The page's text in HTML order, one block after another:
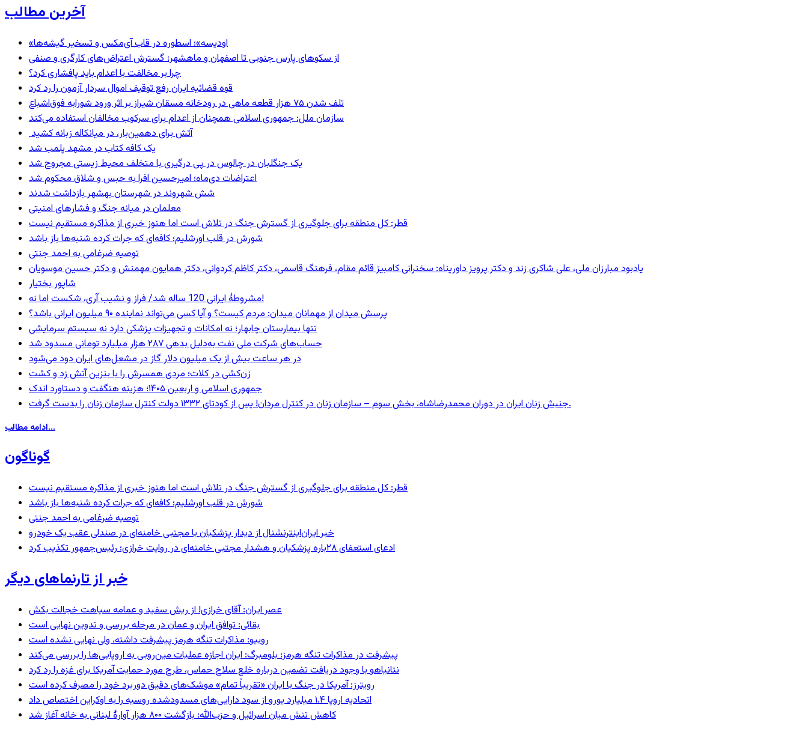
آخرین مطالب
«اودیسه»؛ اسطوره در قاب آی‌مکس و تسخیر گیشه‌ها
از سکوهای پارس جنوبی تا اصفهان و ماهشهر؛ گسترش اعتراض‌های کارگری و صنفی
چرا بر مخالفت با اعدام باید پافشاری کرد؟
قوه قضائیه ایران رفع توقیف اموال سردار آزمون را رد کرد
تلف شدن ۷۵ هزار قطعه ماهی در رودخانه مسقان شیراز بر اثر ورود شورابه فوق‌اشباع
سازمان ملل: جمهوری اسلامی همچنان از اعدام برای سرکوب مخالفان استفاده می‌کند
آتش برای دهمین‌بار، در میانکاله زبانه کشید
یک کافه کتاب در مشهد پلمب شد
یک جنگلبان در چالوس در پی درگیری با متخلف محیط زیستی مجروح شد
اعتراضات دی‌ماه؛ امیرحسین افرا به حبس و شلاق محکوم شد
شش شهروند در شهرستان بهشهر بازداشت شدند
معلمان در میانه جنگ و فشارهای امنیتی
قطر: کل منطقه برای جلوگیری از گسترش جنگ در تلاش است اما هنوز خبری از مذاکره مستقیم نیست
شورش در قلب اورشلیم؛ کافه‌ای که جرات کرده شنبه‌ها باز باشد
توصیه ضرغامی به احمد جنتی
یادبود مبارزان ملی، علی شاکری زند و دکتر پرویز داورپناه: سخنرانی کامبیز قائم مقام، فرهنگ قاسمی، دکتر کاظم کردوانی، دکتر همایون مهمنش و دکتر حسین موسویان
شاپور بختیار
مشروطۀ ایرانی 120 ساله شد/ فراز و نشیب آری، شکست اما نه!
پرسش میدان از مهمانان میدان: مردم کیست؟ و آیا کسی می‌تواند نماینده ۹۰ میلیون ایرانی باشد؟
تنها بیمارستان چابهار؛ نه امکانات و تجهیزات پزشکی دارد نه سیستم سرمایشی
حساب‌های شرکت ملی نفت به‌دلیل بدهی ۲۸۷ هزار میلیارد تومانی مسدود شد
در هر ساعت بیش از یک میلیون دلار گاز در مشعل‌های ایران دود می‌شود
زن‌کشی در کلات؛ مردی همسرش را با بنزین آتش زد و کشت
جمهوری اسلامی و اربعین ۱۴۰۵؛ هزینه هنگفت و دستاورد اندک
جنبش زنان ایران در دوران محمدرضاشاه، بخش سوم – سازمان زنان در کنترل مردان! پس از کودتای ۱۳۳۲ دولت کنترل سازمان زنان را بدست گرفت.
ادامه مطالب...
گوناگون
قطر: کل منطقه برای جلوگیری از گسترش جنگ در تلاش است اما هنوز خبری از مذاکره مستقیم نیست
شورش در قلب اورشلیم؛ کافه‌ای که جرات کرده شنبه‌ها باز باشد
توصیه ضرغامی به احمد جنتی
خبر ایران‌اینترنشنال از دیدار پزشکیان با مجتبی خامنه‌ای در صندلی عقب یک خودرو
ادعای استعفای ۲۸باره پزشکیان و هشدار مجتبی خامنه‌ای در روایت خرازی؛ رئیس‌جمهور تکذیب کرد
خبر از تارنماهای دیگر
عصر ایران: آقای خرازی! از ریش سفید و عمامه سیاهت خجالت بکش
بقائی: توافق ایران و عمان در مرحله بررسی و تدوین نهایی است
روبیو: مذاکرات تنگه هرمز پیشرفت داشته، ولی نهایی نشده است
پیشرفت در مذاکرات تنگه هرمز؛ بلومبرگ: ایران اجازه عملیات مین‌روبی به اروپایی‌ها را بررسی می‌کند
نتانیاهو با وجود دریافت تضمین درباره خلع سلاح حماس، طرح مورد حمایت آمریکا برای غزه را رد کرد
رویترز: آمریکا در جنگ با ایران «تقریباً تمام» موشک‌های دقیق دوربرد خود را مصرف کرده است
اتحادیه اروپا ۱.۴ میلیارد یورو از سود دارایی‌های مسدودشده روسیه را به اوکراین ‏اختصاص داد
کاهش تنش میان اسرائیل و حزب‌الله؛ بازگشت ۸۰۰ هزار آوارۀ لبنانی به خانه‌ آغاز شد